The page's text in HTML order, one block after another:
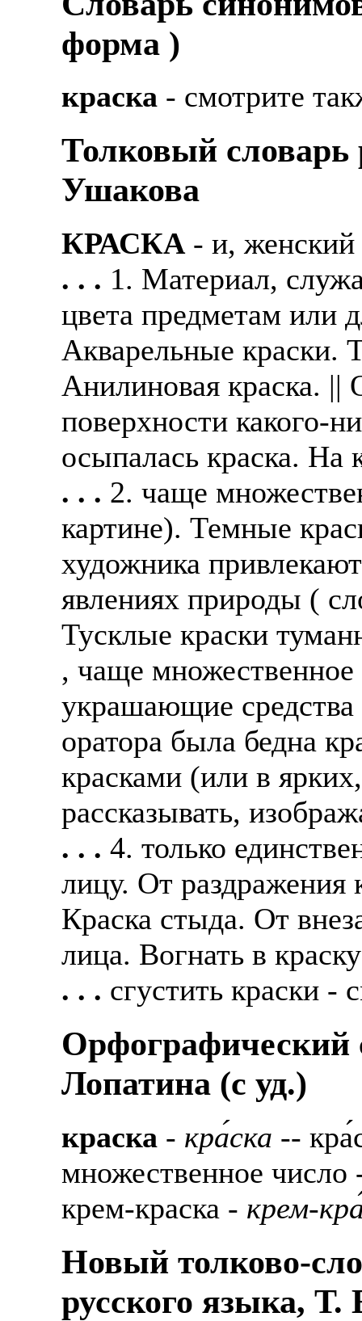
форма )
краска - смотрите
Толковый словарь
Ушакова
КРАСКА - и, женский
. . . 1. Материал,
цвета предметам или
Акварельные краски.
Анилиновая краска.
поверхности какого-
осыпалась краска. На
. . . 2. чаще
картине). Темные
художника
явлениях природы (
Тусклые краски
, чаще
украшающие
оратора была бедна
красками (или в
рассказывать,
. . . 4. только
лицу. От раздражения
Краска стыда. От
лица. Вогнать в
. . . сгустить краски -
Орфографический
Лопатина (c уд.)
краска - кра́ска --
множественное число
крем-краска - крем-
Новый толково-
русского языка,